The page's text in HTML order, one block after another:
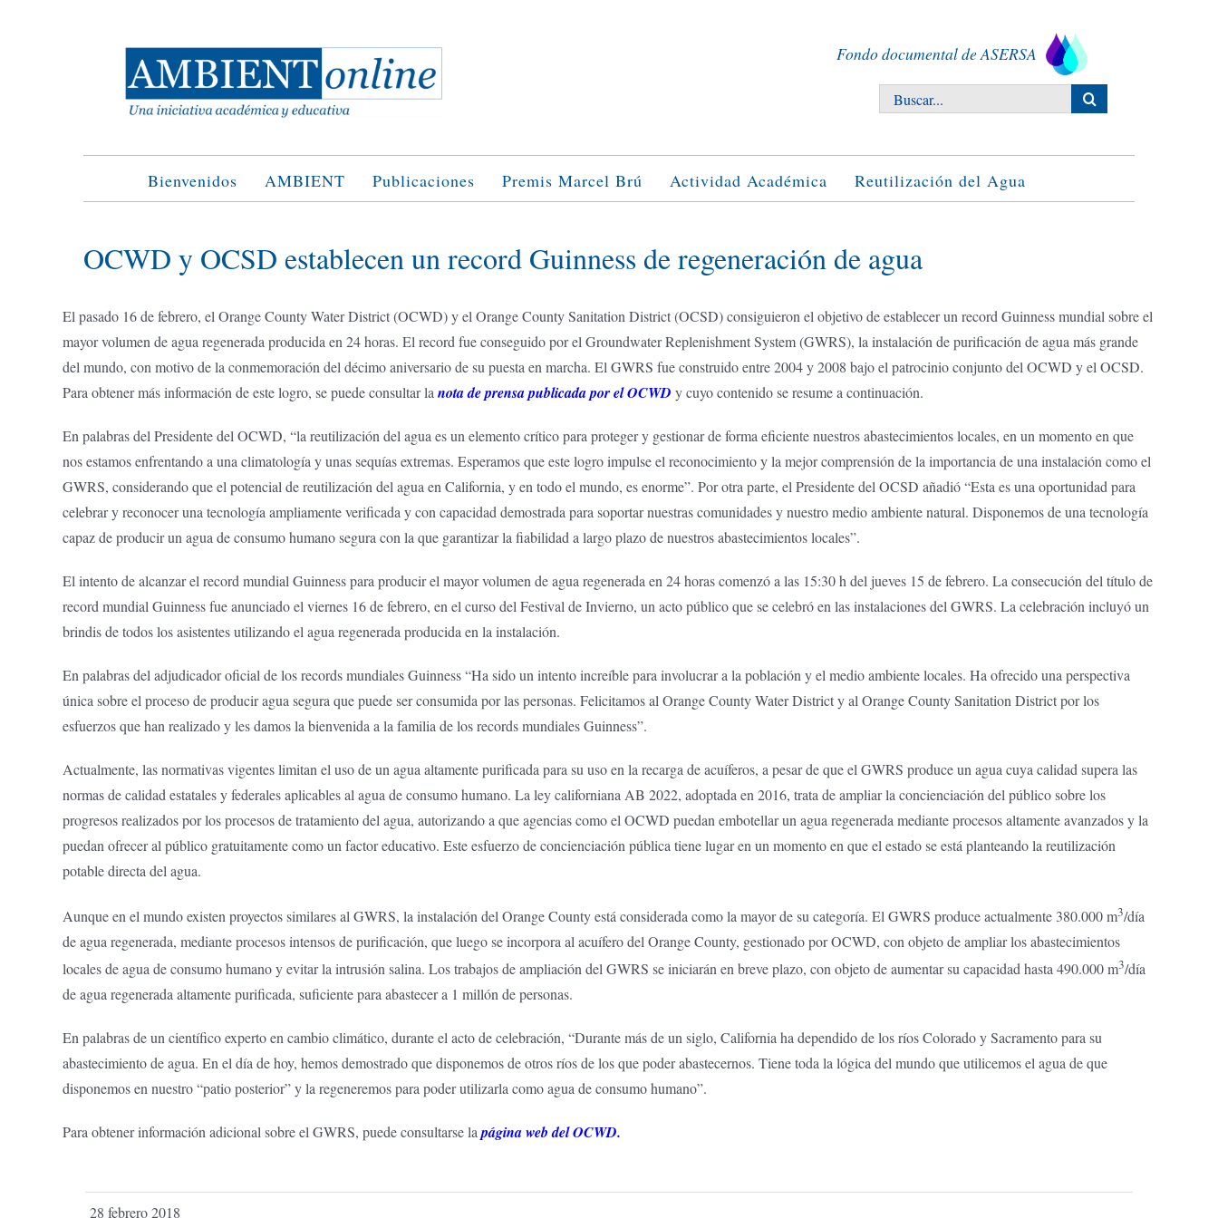
Fondo documental de ASERSA
Buscar:
Bienvenidos AMBIENT Publicaciones Premis Marcel Brú Actividad Académica Reutilización del Agua
OCWD y OCSD establecen un record Guinness de regeneración de agua
El pasado 16 de febrero, el Orange County Water District (OCWD) y el Orange County Sanitation District (OCSD) consiguieron el objetivo de establecer un record Guinness mundial sobre el
mayor volumen de agua regenerada producida en 24 horas. El record fue conseguido por el Groundwater Replenishment System (GWRS), la instalación de purificación de agua más grande
del mundo, con motivo de la conmemoración del décimo aniversario de su puesta en marcha. El GWRS fue construido entre 2004 y 2008 bajo el patrocinio conjunto del OCWD y el OCSD.
Para obtener más información de este logro, se puede consultar la nota de prensa publicada por el OCWD y cuyo contenido se resume a continuación.
En palabras del Presidente del OCWD, “la reutilización del agua es un elemento crítico para proteger y gestionar de forma eficiente nuestros abastecimientos locales, en un momento en que
nos estamos enfrentando a una climatología y unas sequías extremas. Esperamos que este logro impulse el reconocimiento y la mejor comprensión de la importancia de una instalación como el
GWRS, considerando que el potencial de reutilización del agua en California, y en todo el mundo, es enorme”. Por otra parte, el Presidente del OCSD añadió “Esta es una oportunidad para
celebrar y reconocer una tecnología ampliamente verificada y con capacidad demostrada para soportar nuestras comunidades y nuestro medio ambiente natural. Disponemos de una tecnología
capaz de producir un agua de consumo humano segura con la que garantizar la fiabilidad a largo plazo de nuestros abastecimientos locales”.
El intento de alcanzar el record mundial Guinness para producir el mayor volumen de agua regenerada en 24 horas comenzó a las 15:30 h del jueves 15 de febrero. La consecución del título de
record mundial Guinness fue anunciado el viernes 16 de febrero, en el curso del Festival de Invierno, un acto público que se celebró en las instalaciones del GWRS. La celebración incluyó un
brindis de todos los asistentes utilizando el agua regenerada producida en la instalación.
En palabras del adjudicador oficial de los records mundiales Guinness “Ha sido un intento increíble para involucrar a la población y el medio ambiente locales. Ha ofrecido una perspectiva
única sobre el proceso de producir agua segura que puede ser consumida por las personas. Felicitamos al Orange County Water District y al Orange County Sanitation District por los
esfuerzos que han realizado y les damos la bienvenida a la familia de los records mundiales Guinness”.
Actualmente, las normativas vigentes limitan el uso de un agua altamente purificada para su uso en la recarga de acuíferos, a pesar de que el GWRS produce un agua cuya calidad supera las
normas de calidad estatales y federales aplicables al agua de consumo humano. La ley californiana AB 2022, adoptada en 2016, trata de ampliar la concienciación del público sobre los
progresos realizados por los procesos de tratamiento del agua, autorizando a que agencias como el OCWD puedan embotellar un agua regenerada mediante procesos altamente avanzados y la
puedan ofrecer al público gratuitamente como un factor educativo. Este esfuerzo de concienciación pública tiene lugar en un momento en que el estado se está planteando la reutilización
potable directa del agua.
Aunque en el mundo existen proyectos similares al GWRS, la instalación del Orange County está considerada como la mayor de su categoría. El GWRS produce actualmente 380.000 m3/día
de agua regenerada, mediante procesos intensos de purificación, que luego se incorpora al acuífero del Orange County, gestionado por OCWD, con objeto de ampliar los abastecimientos
locales de agua de consumo humano y evitar la intrusión salina. Los trabajos de ampliación del GWRS se iniciarán en breve plazo, con objeto de aumentar su capacidad hasta 490.000 m3/día
de agua regenerada altamente purificada, suficiente para abastecer a 1 millón de personas.
En palabras de un científico experto en cambio climático, durante el acto de celebración, “Durante más de un siglo, California ha dependido de los ríos Colorado y Sacramento para su
abastecimiento de agua. En el día de hoy, hemos demostrado que disponemos de otros ríos de los que poder abastecernos. Tiene toda la lógica del mundo que utilicemos el agua de que
disponemos en nuestro “patio posterior” y la regeneremos para poder utilizarla como agua de consumo humano”.
Para obtener información adicional sobre el GWRS, puede consultarse lapágina web del OCWD.
28 febrero 2018